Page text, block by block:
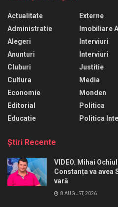
Actualitate
Administratie
Alegeri
Anunturi
Cluburi
Cultura
Economie
Editorial
Educatie
Externe
Imobiliare
Interviuri
Interviuri
Justitie
Media
Monden
Politica
Politica
Ştiri Recente
VIDEO. Mihai
Constanța va avea
vară
8 AUGUST, 2026